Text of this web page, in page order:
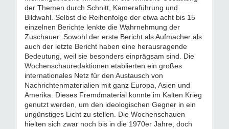
der Themen durch Schnitt, Kameraführung und
Bildwahl. Selbst die Reihenfolge der etwa acht bis 15
einzelnen Berichte lenkte die Wahrnehmung der
Zuschauer: Sowohl der erste Bericht als Aufmacher als
auch der letzte Bericht haben eine herausragende
Bedeutung, weil sie besonders einprägsam sind. Die
Wochenschauredaktionen etablierten ein großes
internationales Netz für den Austausch von
Nachrichtenmaterialien mit ganz Europa, Asien und
Amerika. Dieses Fremdmaterial konnte im Kalten Krieg
genutzt werden, um den ideologischen Gegner in ein
ungünstiges Licht zu stellen. Die Wochenschauen
hielten sich zwar noch bis in die 1970er Jahre, doch